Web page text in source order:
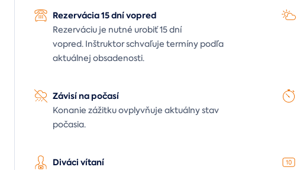
Rezervácia 15 dní vopred
Rezerváciu je nutné urobiť 15 dní
vopred. Inštruktor schvaľuje termíny podľa
aktuálnej obsadenosti.
Závisí na počasí
Konanie zážitku ovplyvňuje aktuálny stav
počasia.
Diváci vítaní